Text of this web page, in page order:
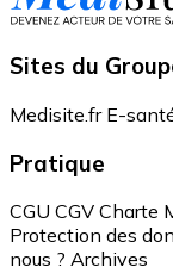
Sites du
Medisite.fr E-
Pratique
CGU CGV Charte
Protection des
nous ? Archives